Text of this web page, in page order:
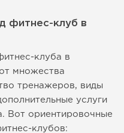
фитнес-клуб в
клуба в
множества
тренажеров, виды
услуги
Вот ориентировочные
клубов: